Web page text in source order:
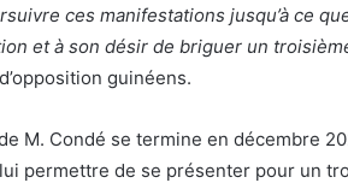
ces manifestations jusqu’à ce
et à son désir de briguer un
guinéens.
M. Condé se termine en décembre
permettre de se présenter pour un